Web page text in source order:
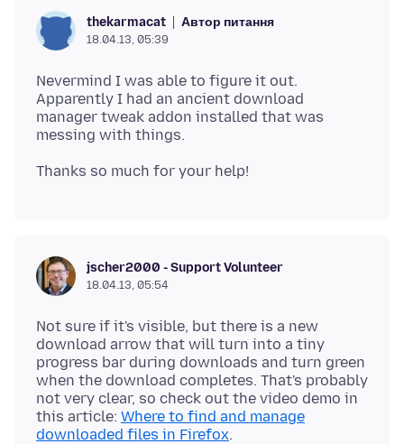
thekarmacat Автор питання
18.04.13, 05:39
Nevermind I was able to figure it out.
Apparently I had an ancient download
manager tweak addon installed that was
jscher2000 - Support Volunteer
18.04.13, 05:54
Not sure if it's visible, but there is a new
download arrow that will turn into a tiny
progress bar during downloads and turn green
when the download completes. That's probably
not very clear, so check out the video demo in
this article: Where to find and manage
downloaded files in Firefox